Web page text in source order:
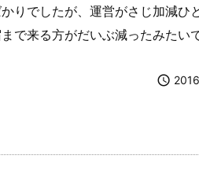
りでしたが、運営がさじ加減ひ
で来る方がだいぶ減ったみたい
